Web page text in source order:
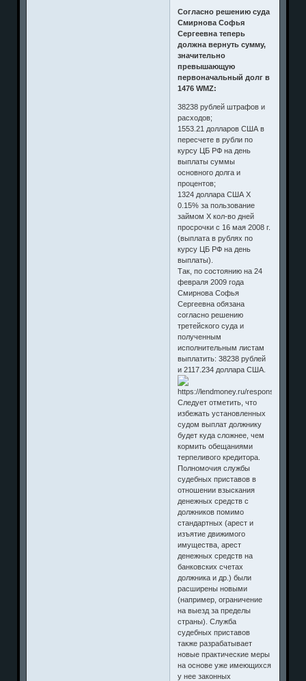
Согласно решению суда
Смирнова Софья
Сергеевна теперь
должна вернуть сумму,
значительно
превышающую
первоначальный долг в
1476 WMZ:
38238 рублей штрафов и
расходов;
1553.21 долларов США в
пересчете в рубли по
курсу ЦБ РФ на день
выплаты суммы
основного долга и
процентов;
1324 доллара США Х
0.15% за пользование
займом Х кол-во дней
просрочки с 16 мая 2008 г.
(выплата в рублях по
курсу ЦБ РФ на день
выплаты).
Так, по состоянию на 24
февраля 2009 года
Смирнова Софья
Сергеевна обязана
согласно решению
третейского суда и
полученным
исполнительным листам
выплатить: 38238 рублей
и 2117.234 доллара США.
Следует отметить, что
избежать установленных
судом выплат должнику
будет куда сложнее, чем
кормить обещаниями
терпеливого кредитора.
Полномочия службы
судебных приставов в
отношении взыскания
денежных средств с
должников помимо
стандартных (арест и
изъятие движимого
имущества, арест
денежных средств на
банковских счетах
должника и др.) были
расширены новыми
(например, ограничение
на выезд за пределы
страны). Служба
судебных приставов
также разрабатывает
новые практические меры
на основе уже имеющихся
у нее законных